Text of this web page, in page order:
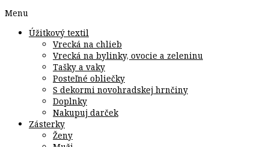
Menu
Úžitkový textil
Vrecká na chlieb
Vrecká na bylinky, ovocie a zeleninu
Tašky a vaky
Posteľné obliečky
S dekormi novohradskej hrnčiny
Doplnky
Nakupuj darček
Zásterky
Ženy